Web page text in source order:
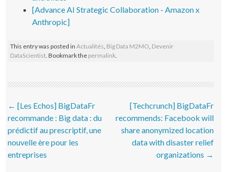
[Advance AI Strategic Collaboration - Amazon x
Anthropic]
This entry was posted inActualités Big Data M2MO Devenir
DataScientist . Bookmark the permalink
Post navigation
← [Les Echos] BigDataFr
recommande : Big data : du
prédictif au prescriptif, une
nouvelle ère pour les
entreprises
[Techcrunch] BigDataFr
recommends: Facebook will
share anonymized location
data with disaster relief
organizations →